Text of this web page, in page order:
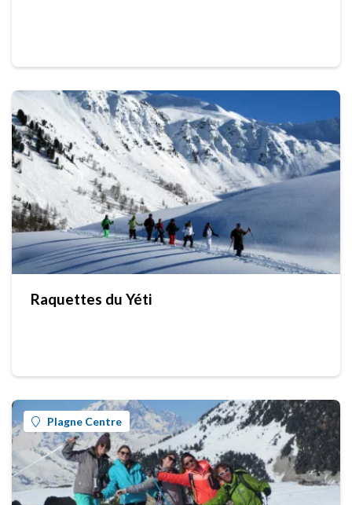
Raquettes du Yéti
Plagne Centre